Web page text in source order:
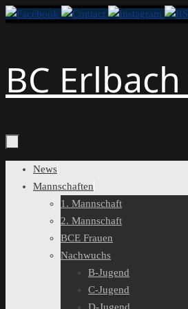
Zum
BC
Zum
Inhalt
News
Mannschaften
1. Mannschaft
2. Mannschaft
BCE Frauen
Nachwuchs
B-Jugend
C-Jugend